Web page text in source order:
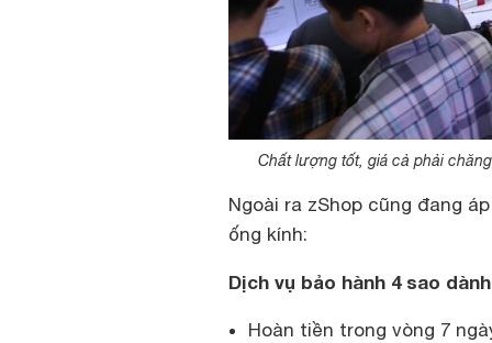
Chất lượng tốt, giá cả phải
Ngoài ra zShop cũng đang
ống kính:
Dịch vụ bảo hành 4 sao
Hoàn tiền trong vòng 7